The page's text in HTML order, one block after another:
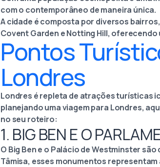
com o contemporâneo de maneira única.
A cidade é composta por diversos
Covent Garden e Notting Hill,
Pontos
Londres
Londres é repleta de atrações turísticas
planejando uma viagem para Londres,
no seu roteiro:
1. BIG BEN E O
O Big Ben e o Palácio de Westminster
Tâmisa, esses monumentos